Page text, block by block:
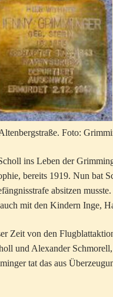
Foto:
ins Leben der
bereits 1919. Nun bat
absitzen
mit den Kindern Inge,
Zeit von den
und Alexander
tat das aus